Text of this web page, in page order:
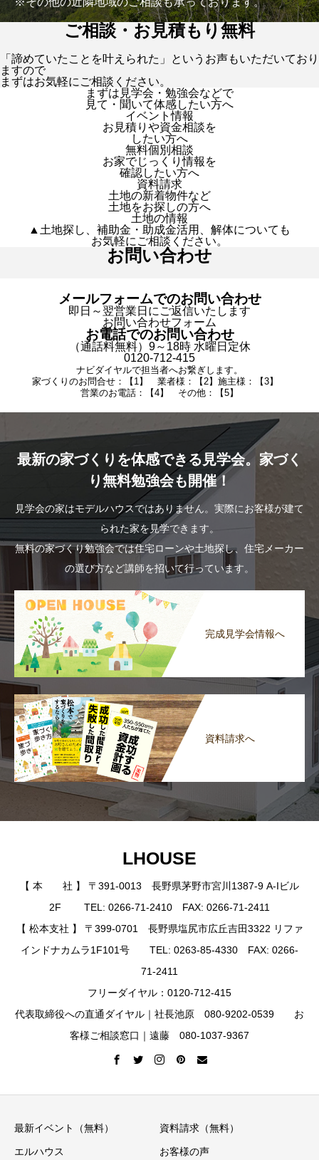
ご相談・お見積もり無料
「諦めていたことを叶えられた」というお声もいただいており
ますので
まずはお気軽にご相談ください。
まずは見学会・勉強会などで
見て・聞いて体感したい方へ
イベント情報
お見積りや資金相談を
したい方へ
無料個別相談
お家でじっくり情報を
確認したい方へ
資料請求
土地の新着物件など
土地をお探しの方へ
土地の情報
▲土地探し、補助金・助成金活用、解体についても
お気軽にご相談ください。
お問い合わせ
メールフォームでのお問い合わせ
即日～翌営業日にご返信いたします
お問い合わせフォーム
お電話でのお問い合わせ
（通話料無料）9～18時 水曜日定休
0120-712-415
ナビダイヤルで担当者へお繋ぎします。
家づくりのお問合せ：【1】 業者様：【2】施主様：【3】
営業のお電話：【4】 その他：【5】
最新の家づくりを体感できる見学会。家づく
り無料勉強会も開催！
見学会の家はモデルハウスではありません。実際にお客様が建て
られた家を見学できます。
無料の家づくり勉強会では住宅ローンや土地探し、住宅メーカー
の選び方など講師を招いて行っています。
完成見学会情報へ
資料請求へ
LHOUSE
【 本 社 】 〒391-0013 長野県茅野市宮川1387-9 A-Iビル
2F TEL: 0266-71-2410 FAX: 0266-71-2411
【 松本支社 】 〒399-0701 長野県塩尻市広丘吉田3322 リファ
インドナカムラ1F101号 TEL: 0263-85-4330 FAX: 0266-
71-2411
フリーダイヤル：0120-712-415
代表取締役への直通ダイヤル｜社長池原 080-9202-0539 お
客様ご相談窓口｜遠藤 080-1037-9367
最新イベント（無料） 資料請求（無料）
エルハウス お客様の声